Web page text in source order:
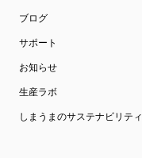
ブログ
サポート
お知らせ
生産ラボ
しまうまのサステナビリティ